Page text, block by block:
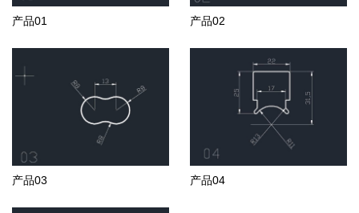
产品01 产品02
产品03 产品04